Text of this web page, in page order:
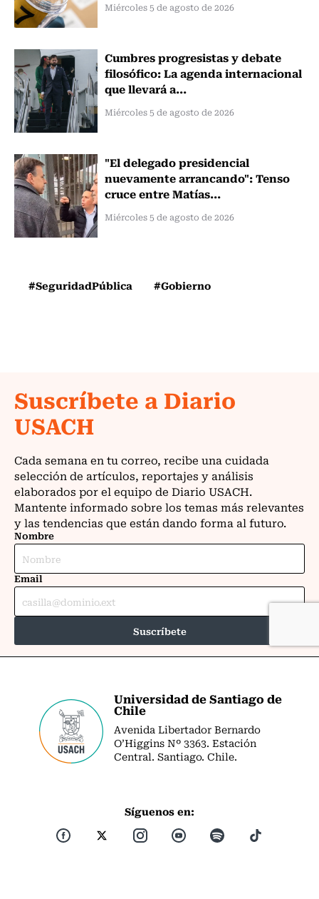
Miércoles 5 de agosto de 2026
Cumbres progresistas y debate
filosófico: La agenda internacional
que llevará a...
Miércoles 5 de agosto de 2026
"El delegado presidencial
nuevamente arrancando": Tenso
cruce entre Matías...
Miércoles 5 de agosto de 2026
#SeguridadPública #Gobierno
Universidad de Santiago de
Chile
Avenida Libertador Bernardo
O’Higgins Nº 3363. Estación
Central. Santiago. Chile.
Síguenos en: